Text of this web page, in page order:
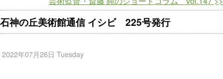
石神の丘美術館通信 イシビ 225号発行
2022年07月26日 Tuesday